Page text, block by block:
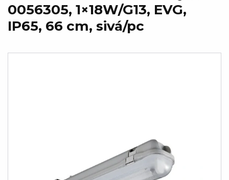
0056305, 1×18W/G13, EVG,
IP65, 66 cm, sivá/pc